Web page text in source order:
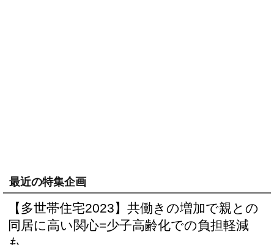
最近の特集企画
【多世帯住宅2023】共働きの増加で親との
同居に高い関心=少子高齢化での負担軽減
も